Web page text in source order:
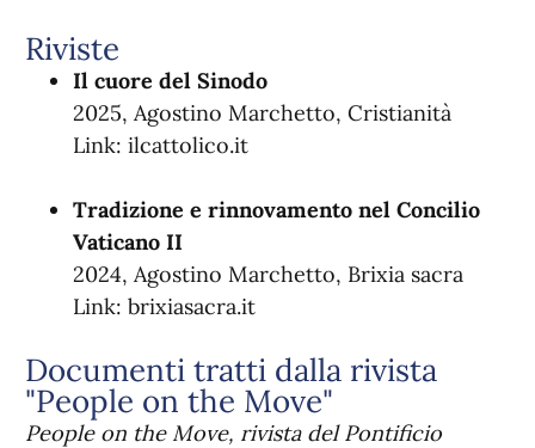
Riviste
Il cuore del Sinodo
2025, Agostino Marchetto, Cristianità
Link:ilcattolico.it
Tradizione e rinnovamento nel Concilio
Vaticano II
2024, Agostino Marchetto, Brixia sacra
Link:brixiasacra.it
Documenti tratti dalla rivista
"People on the Move"
People on the Move, rivista del Pontificio